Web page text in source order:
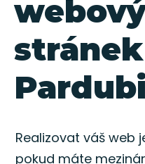
stránek
Realizovat váš web
pokud máte